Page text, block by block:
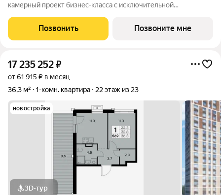
камерный проект бизнес-класса с исключительной
благоустроенной набережной канала имени Москвы. Проект
создает идеальный баланс жизни в
Позвонить Позвоните мне
17 235 252₽
от 61 915 ₽ в месяц
36,3 м²
1-комн. квартира 22 этаж из 23
новостройка
3D-тур